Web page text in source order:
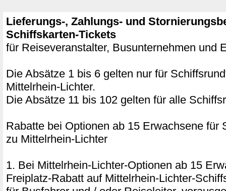
Lieferungs-, Zahlungs- und
Schiffskarten-Tickets
für Reiseveranstalter, Busunternehmen und
Die Absätze 1 bis 6 gelten nur für
Mittelrhein-Lichter.
Die Absätze 11 bis 102 gelten für alle
Rabatte bei Optionen ab 15 Erwachsene für
zu Mittelrhein-Lichter
1. Bei Mittelrhein-Lichter-Optionen ab 15
Freiplatz-Rabatt auf Mittelrhein-Lichter-